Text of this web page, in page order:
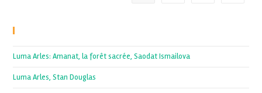
Luma Arles: Amanat, la forêt sacrée, Saodat Ismailova
Luma Arles, Stan Douglas